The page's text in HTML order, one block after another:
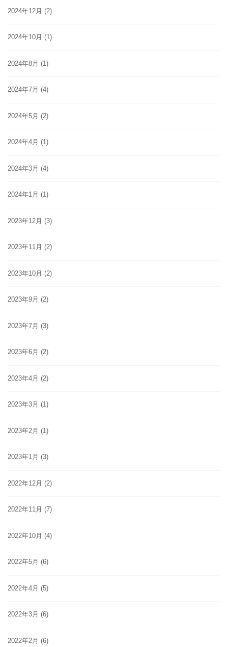
2024年12月 (2)
2024年10月 (1)
2024年8月 (1)
2024年7月 (4)
2024年5月 (2)
2024年4月 (1)
2024年3月 (4)
2024年1月 (1)
2023年12月 (3)
2023年11月 (2)
2023年10月 (2)
2023年9月 (2)
2023年7月 (3)
2023年6月 (2)
2023年4月 (2)
2023年3月 (1)
2023年2月 (1)
2023年1月 (3)
2022年12月 (2)
2022年11月 (7)
2022年10月 (4)
2022年5月 (6)
2022年4月 (5)
2022年3月 (6)
2022年2月 (6)